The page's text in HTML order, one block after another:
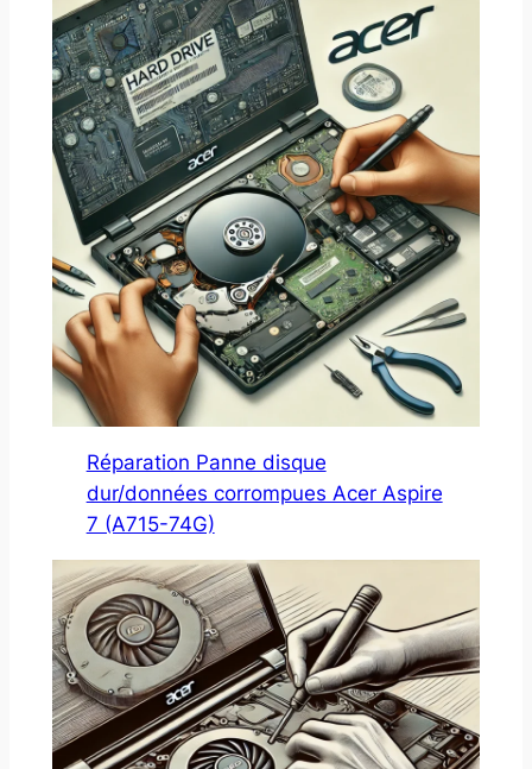
Réparation Panne disque
dur/données corrompues Acer Aspire
7 (A715-74G)